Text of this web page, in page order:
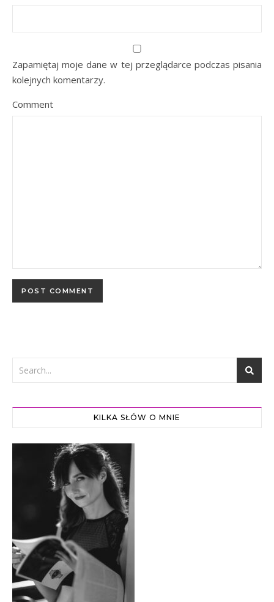
Zapamiętaj moje dane w tej przeglądarce podczas pisania
kolejnych komentarzy.
Comment
KILKA SŁÓW O MNIE